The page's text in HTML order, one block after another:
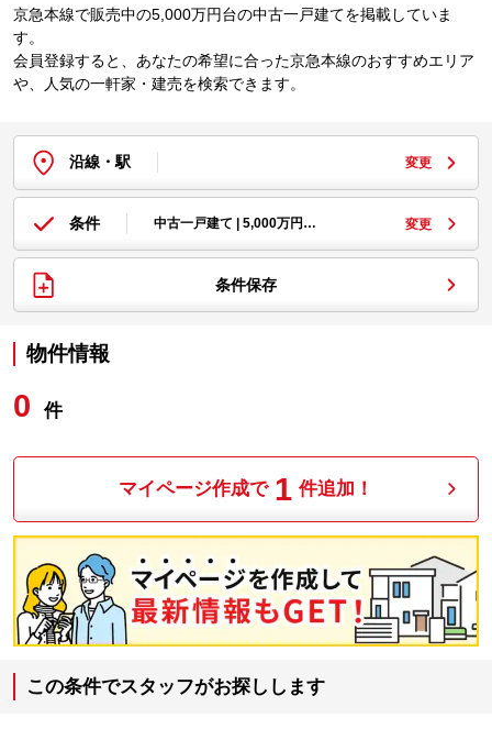
京急本線で販売中の5,000万円台の中古一戸建てを掲載していま
す。
会員登録すると、あなたの希望に合った京急本線のおすすめエリア
や、人気の一軒家・建売を検索できます。
沿線・駅 変更
条件 中古一戸建て | 5,000万円… 変更
条件保存
物件情報
0 件
マイページ作成で 1 件追加！
この条件でスタッフがお探しします